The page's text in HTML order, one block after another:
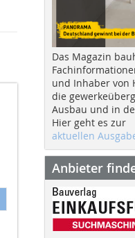
Das Magazin
und Inhaber von
die
Ausbau und in
Hier geht es zur
aktuellen
Anbieter